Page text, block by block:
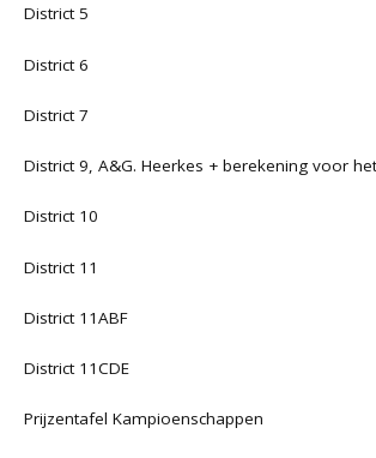
District 5
District 6
District 7
District 9, A&G. Heerkes + berekening voor
District 10
District 11
District 11ABF
District 11CDE
Prijzentafel Kampioenschappen